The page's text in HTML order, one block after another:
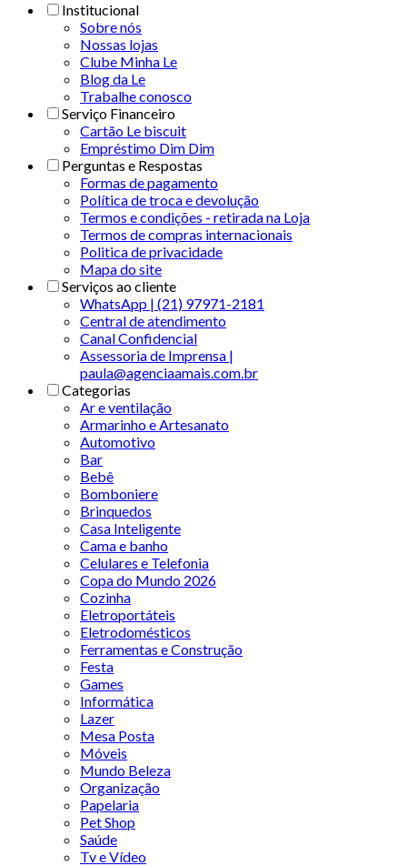
Institucional
Sobre nós
Nossas lojas
Clube Minha Le
Blog da Le
Trabalhe conosco
Serviço Financeiro
Cartão Le biscuit
Empréstimo Dim Dim
Perguntas e Respostas
Formas de pagamento
Política de troca e devolução
Termos e condições - retirada na Loja
Termos de compras internacionais
Politica de privacidade
Mapa do site
Serviços ao cliente
WhatsApp | (21) 97971-2181
Central de atendimento
Canal Confidencial
Assessoria de Imprensa |
paula@agenciaamais.com.br
Categorias
Ar e ventilação
Armarinho e Artesanato
Automotivo
Bar
Bebê
Bomboniere
Brinquedos
Casa Inteligente
Cama e banho
Celulares e Telefonia
Copa do Mundo 2026
Cozinha
Eletroportáteis
Eletrodomésticos
Ferramentas e Construção
Festa
Games
Informática
Lazer
Mesa Posta
Móveis
Mundo Beleza
Organização
Papelaria
Pet Shop
Saúde
Tv e Vídeo